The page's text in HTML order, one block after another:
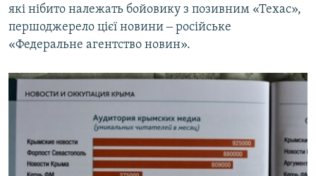
які нібито належать бойовику з позивним «Техас»,
першоджерело цієї новини ‒ російське
«Федеральне агентство новин».